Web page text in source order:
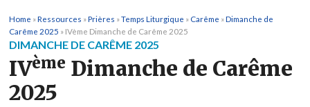
Où sommes-nous
News
Ressources
Home »Ressources »Prières »Temps Liturgique » Carême »Dimanche de
Carême 2025 » IVème Dimanche de Carême 2025
DIMANCHE DE CARÊME 2025
IVème Dimanche de Carême
2025